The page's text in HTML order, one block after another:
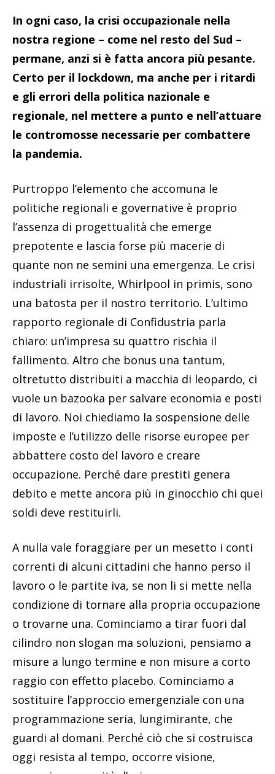
In ogni caso, la crisi occupazionale nella
nostra regione – come nel resto del Sud –
permane, anzi si è fatta ancora più pesante.
Certo per il lockdown, ma anche per i ritardi
e gli errori della politica nazionale e
regionale, nel mettere a punto e nell’attuare
le contromosse necessarie per combattere
la pandemia.
Purtroppo l’elemento che accomuna le
politiche regionali e governative è proprio
l’assenza di progettualità che emerge
prepotente e lascia forse più macerie di
quante non ne semini una emergenza. Le crisi
industriali irrisolte, Whirlpool in primis, sono
una batosta per il nostro territorio. L’ultimo
rapporto regionale di Confidustria parla
chiaro: un’impresa su quattro rischia il
fallimento. Altro che bonus una tantum,
oltretutto distribuiti a macchia di leopardo, ci
vuole un bazooka per salvare economia e posti
di lavoro. Noi chiediamo la sospensione delle
imposte e l’utilizzo delle risorse europee per
abbattere costo del lavoro e creare
occupazione. Perché dare prestiti genera
debito e mette ancora più in ginocchio chi quei
soldi deve restituirli.
A nulla vale foraggiare per un mesetto i conti
correnti di alcuni cittadini che hanno perso il
lavoro o le partite iva, se non li si mette nella
condizione di tornare alla propria occupazione
o trovarne una. Cominciamo a tirar fuori dal
cilindro non slogan ma soluzioni, pensiamo a
misure a lungo termine e non misure a corto
raggio con effetto placebo. Cominciamo a
sostituire l’approccio emergenziale con una
programmazione seria, lungimirante, che
guardi al domani. Perché ciò che si costruisca
oggi resista al tempo, occorre visione,